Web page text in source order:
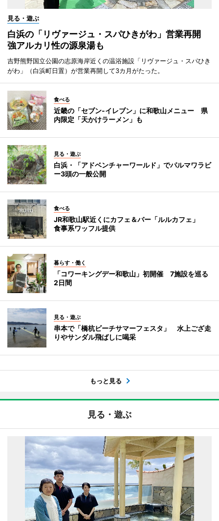
見る・遊ぶ
白浜の「リヴァージュ・スパひきがわ」営業再開
強アルカリ性の源泉湯も
吉野熊野国立公園の志原海岸近くの温浴施設「リヴァージュ・スパひき
がわ」（白浜町日置）が営業再開して3カ月がたった。
食べる
近畿の「セブン-イレブン」に和歌山メニュー 県
内限定「天かけラーメン」も
見る・遊ぶ
白浜・「アドベンチャーワールド」でパルマワラビ
ー3頭の一般公開
食べる
JR和歌山駅近くにカフェ＆バー「ルルカフェ」
食事系ワッフル提供
暮らす・働く
「コワーキングデー和歌山」初開催 7施設を巡る
2日間
見る・遊ぶ
串本で「橋杭ビーチサマーフェスタ」 水上ござ走
りやサンダル飛ばしに喝采
もっと見る
見る・遊ぶ